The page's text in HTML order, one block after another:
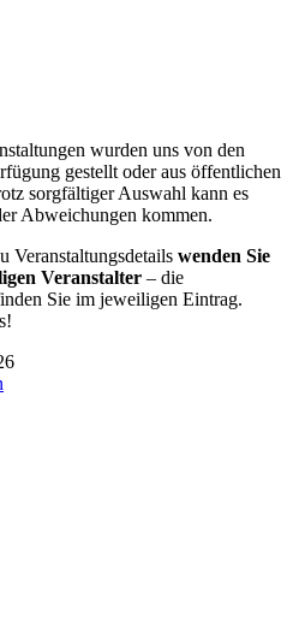
wurden uns von den
gestellt oder aus öffentlichen
sorgfältiger Auswahl kann es
Abweichungen kommen.
Veranstaltungsdetails wenden Sie
Veranstalter – die
Sie im jeweiligen Eintrag.